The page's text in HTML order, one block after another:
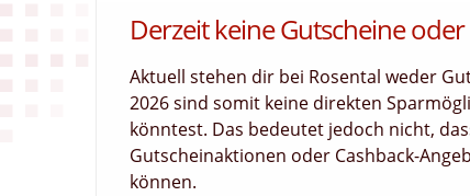
Derzeit keine Gutscheine
Aktuell stehen dir bei Rosental weder
2026 sind somit keine direkten
könntest. Das bedeutet jedoch nicht,
Gutscheinaktionen oder Cashback-
können.